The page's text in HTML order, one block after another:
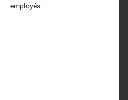
employés.